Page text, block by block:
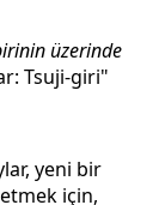
üzerinde
Tsuji-giri"
yeni bir
için,